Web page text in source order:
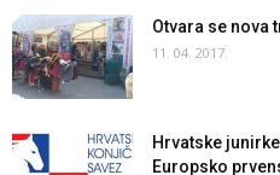
Otvara se nova
11. 04. 2017.
Hrvatske
Europsko